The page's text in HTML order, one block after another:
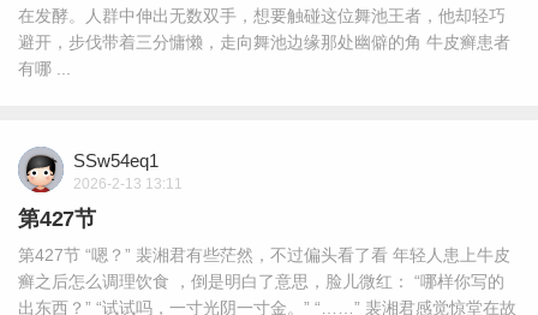
在发酵。人群中伸出无数双手，想要触碰这位舞池王者，他却轻巧
避开，步伐带着三分慵懒，走向舞池边缘那处幽僻的角 牛皮癣患者
有哪 ...
SSw54eq1
2026-2-13 13:11
第427节
第427节 “嗯？” 裴湘君有些茫然，不过偏头看了看 年轻人患上牛皮
癣之后怎么调理饮食 ，倒是明白了意思，脸儿微红： “哪样你写的
出东西？” “试试吗，一寸光阴一寸金。” “……” 裴湘君感觉惊堂在故